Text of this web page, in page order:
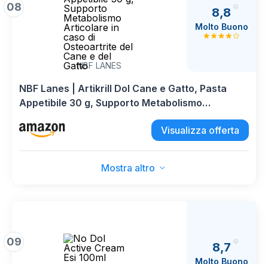
08
NBF LANES
8,8
Molto Buono
NBF Lanes | Artikrill Dol Cane e Gatto, Pasta
Appetibile 30 g, Supporto Metabolismo
Articolare in caso di Osteoartrite del Cane e del
Gatto
Visualizza offerta
Mostra altro
09 8,7
Molto Buono